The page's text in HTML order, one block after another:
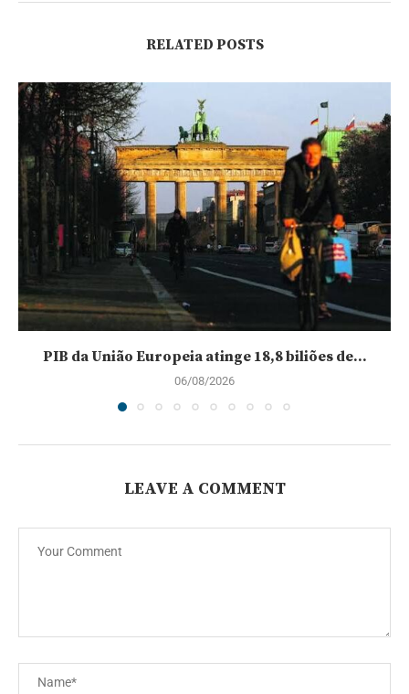
RELATED POSTS
PIB da União Europeia atinge 18,8 biliões de...
06/08/2026
LEAVE A COMMENT